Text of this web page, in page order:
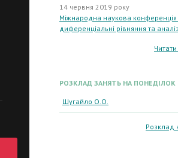
14 червня 2019 року
Міжнародна наукова конференція
диференціальні рівняння та
РОЗКЛАД ЗАНЯТЬ НА ПОНЕДІЛОК
Шугайло О.О.
Розклад